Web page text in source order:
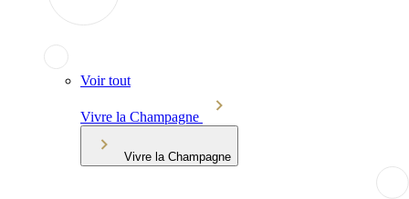
Voir tout
Vivre la Champagne
Vivre la Champagne